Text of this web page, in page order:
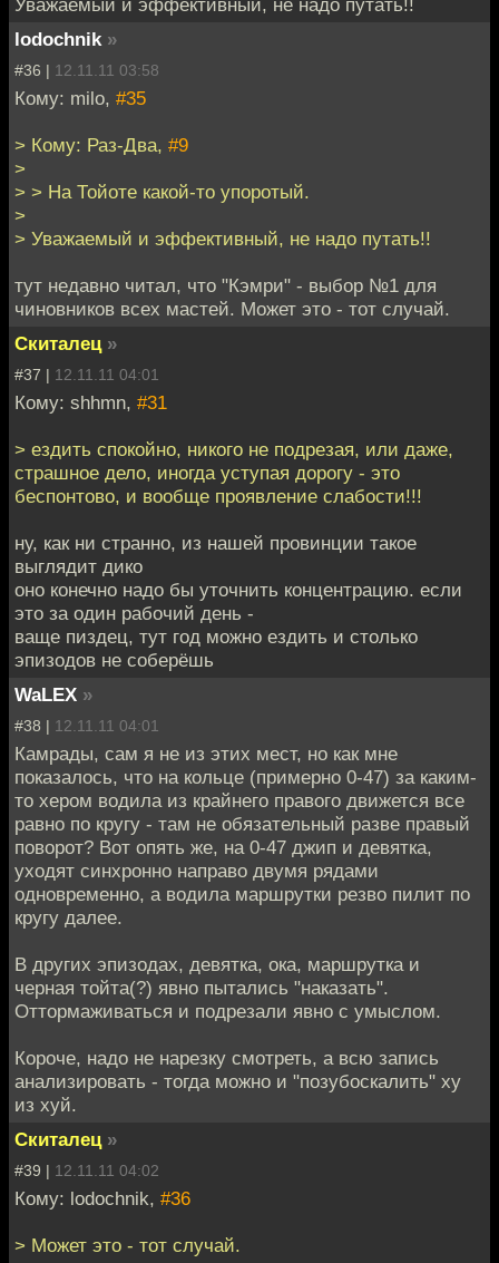
lodochnik »
#36 | 12.11.11 03:58
Кому: milo, #35
> Кому: Раз-Два, #9
>
> > На Тойоте какой-то упоротый.
>
> Уважаемый и эффективный, не надо путать!!
тут недавно читал, что "Кэмри" - выбор №1 для
чиновников всех мастей. Может это - тот случай.
Скиталец »
#37 | 12.11.11 04:01
Кому: shhmn, #31
> ездить спокойно, никого не подрезая, или даже,
страшное дело, иногда уступая дорогу - это
беспонтово, и вообще проявление слабости!!!
ну, как ни странно, из нашей провинции такое
выглядит дико
оно конечно надо бы уточнить концентрацию. если
это за один рабочий день -
ваще пиздец, тут год можно ездить и столько
эпизодов не соберёшь
WaLEX »
#38 | 12.11.11 04:01
Камрады, сам я не из этих мест, но как мне
показалось, что на кольце (примерно 0-47) за каким-
то хером водила из крайнего правого движется все
равно по кругу - там не обязательный разве правый
поворот? Вот опять же, на 0-47 джип и девятка,
уходят синхронно направо двумя рядами
одновременно, а водила маршрутки резво пилит по
кругу далее.
В других эпизодах, девятка, ока, маршрутка и
черная тойта(?) явно пытались "наказать".
Оттормаживаться и подрезали явно с умыслом.
Короче, надо не нарезку смотреть, а всю запись
анализировать - тогда можно и "позубоскалить" ху
из хуй.
Скиталец »
#39 | 12.11.11 04:02
Кому: lodochnik, #36
> Может это - тот случай.